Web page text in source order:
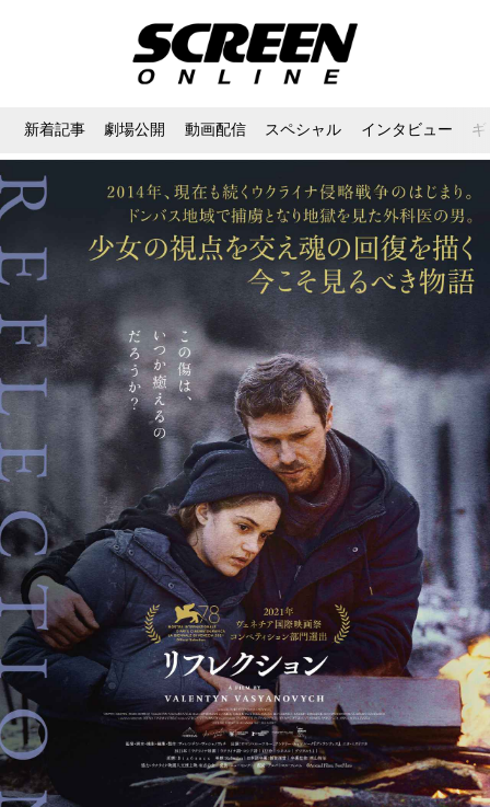
新着記事 劇場公開 動画配信 スペシャル インタビュー